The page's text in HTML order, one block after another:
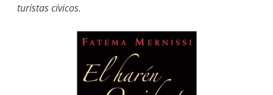
turistas cívicos.